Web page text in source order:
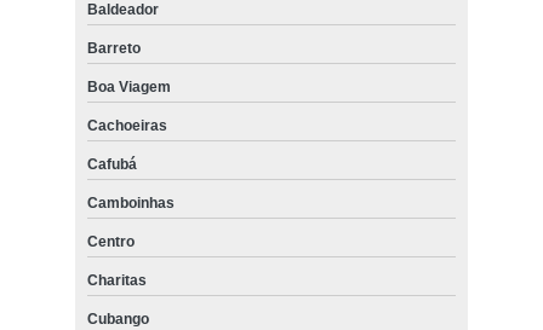
valor de cuidador especialista em bebê Portuguesa
serviço de cuidador de bebê de 1 ano Jardim Imbuí
Baldeador
Barreto
Boa Viagem
Cachoeiras
Cafubá
Camboinhas
Centro
Charitas
Cubango